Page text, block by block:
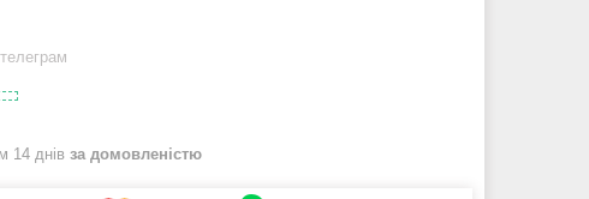
14 днів за домовленістю